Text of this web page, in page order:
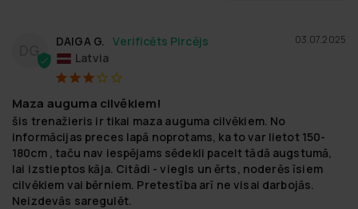
DG
03.07.2025
DAIGA G.
Latvia
Maza auguma cilvēkiem!
šis trenažieris ir tikai maza auguma cilvēkiem. No
informācijas preces lapā noprotams, ka to var lietot 150-
180cm , taču nav iespējams sēdekli pacelt tādā augstumā,
lai izstieptos kāja. Citādi - viegls un ērts, noderēs īsiem
cilvēkiem vai bērniem. Pretestība arī ne visai darbojās.
Neizdevās saregulēt.